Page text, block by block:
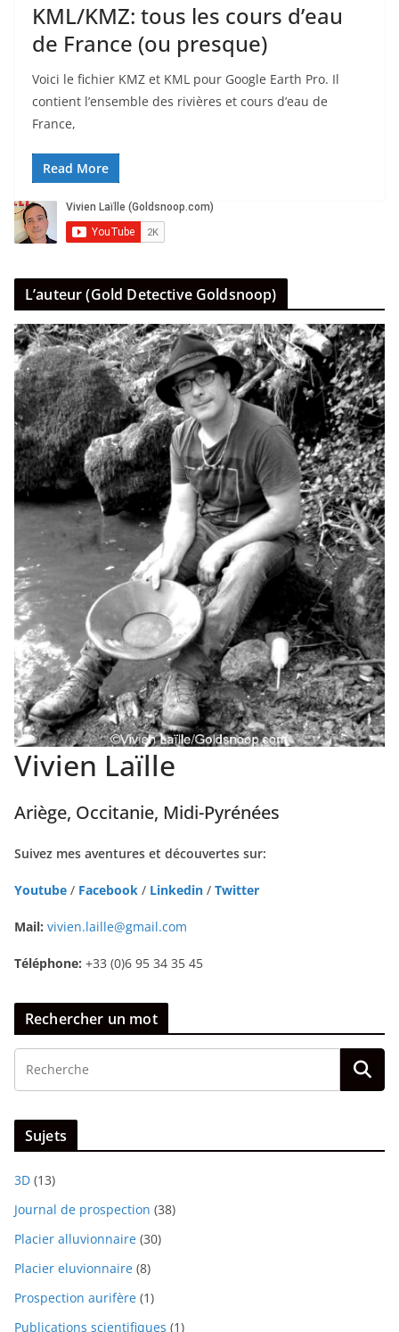
KML/KMZ: tous les cours d’eau
de France (ou presque)
Voici le fichier KMZ et KML pour Google Earth Pro. Il
contient l’ensemble des rivières et cours d’eau de
France,
Read More
L’auteur (Gold Detective Goldsnoop)
Vivien Laïlle
Ariège, Occitanie, Midi-Pyrénées
Suivez mes aventures et découvertes sur:
Youtube / Facebook / Linkedin / Twitter
Mail: vivien.laille@gmail.com
Téléphone: +33 (0)6 95 34 35 45
Rechercher un mot
Sujets
3D (13)
Journal de prospection (38)
Placier alluvionnaire (30)
Placier eluvionnaire (8)
Prospection aurifère (1)
Publications scientifiques (1)